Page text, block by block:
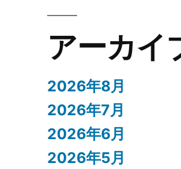
アーカイ
2026年8月
2026年7月
2026年6月
2026年5月